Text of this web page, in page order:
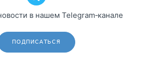
в нашем Telegram‑канале
ПОДПИСАТЬСЯ